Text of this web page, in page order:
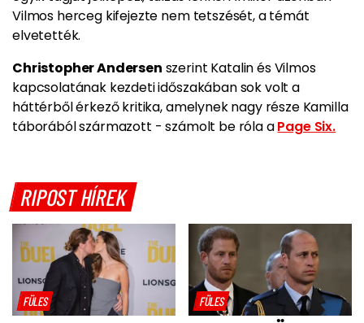
Vilmos herceg kifejezte nem tetszését, a témát
elvetették.
Christopher Andersen szerint Katalin és Vilmos
kapcsolatának kezdeti időszakában sok volt a
háttérből érkező kritika, amelynek nagy része Kamilla
táborából származott - számolt be róla aPage Six.
RIPOST HÍREK
FÜLES FÜLES